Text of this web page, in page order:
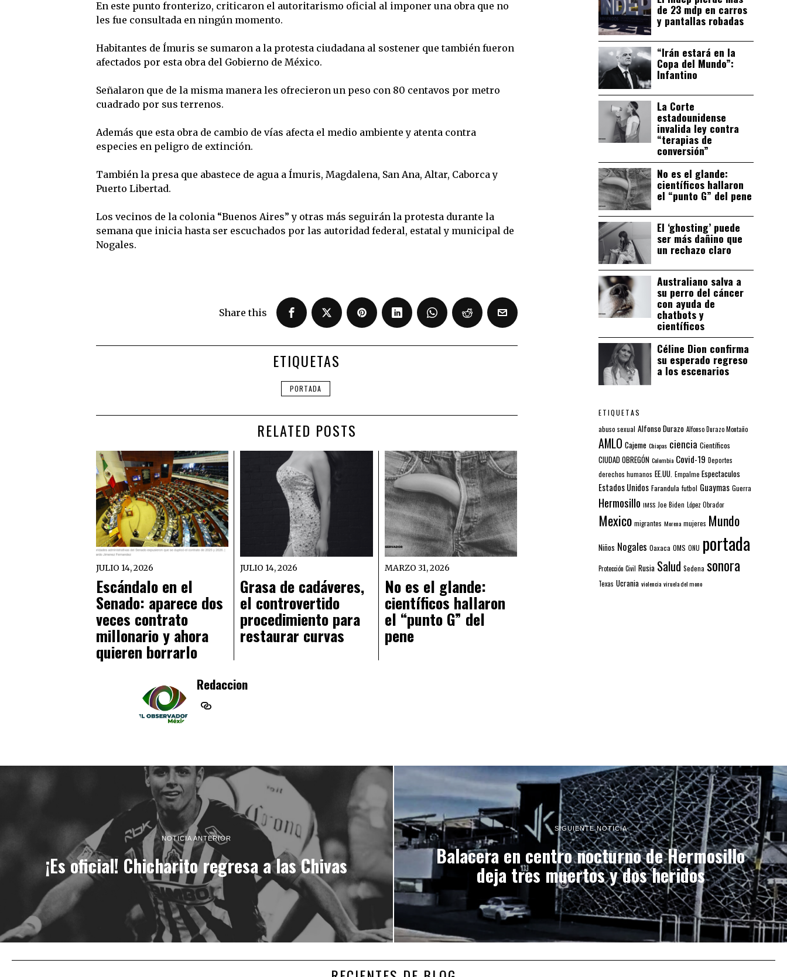
En este punto fronterizo, criticaron el autoritarismo oficial al imponer una obra que no
les fue consultada en ningún momento.
Habitantes de Ímuris se sumaron a la protesta ciudadana al sostener que también fueron
afectados por esta obra del Gobierno de México.
Señalaron que de la misma manera les ofrecieron un peso con 80 centavos por metro
cuadrado por sus terrenos.
Además que esta obra de cambio de vías afecta el medio ambiente y atenta contra
especies en peligro de extinción.
También la presa que abastece de agua a Ímuris, Magdalena, San Ana, Altar, Caborca y
Puerto Libertad.
Los vecinos de la colonia “Buenos Aires” y otras más seguirán la protesta durante la
semana que inicia hasta ser escuchados por las autoridad federal, estatal y municipal de
Nogales.
Share this
ETIQUETAS
PORTADA
RELATED POSTS
JULIO 14, 2026
Escándalo en el
Senado: aparece dos
veces contrato
millonario y ahora
quieren borrarlo
JULIO 14, 2026
Grasa de cadáveres,
el controvertido
procedimiento para
restaurar curvas
MARZO 31, 2026
No es el glande:
científicos hallaron
el “punto G” del
pene
Redaccion
de 23 mdp en carros
y pantallas robadas
“Irán estará en la
Copa del Mundo”:
Infantino
La Corte
estadounidense
invalida ley contra
“terapias de
conversión”
No es el glande:
científicos hallaron
el “punto G” del pene
El ‘ghosting’ puede
ser más dañino que
un rechazo claro
Australiano salva a
su perro del cáncer
con ayuda de
chatbots y
científicos
Céline Dion confirma
su esperado regreso
a los escenarios
ETIQUETAS
abuso sexual Alfonso Durazo Alfonso Durazo Montaño
AMLO Cajeme Chiapas ciencia Científicos
CIUDAD OBREGÓN Colombia Covid-19 Deportes
derechos humanos EE.UU. Empalme Espectaculos
Estados Unidos Farandula futbol Guaymas Guerra
Hermosillo IMSS Joe Biden López Obrador
Mexico migrantes Morena mujeres Mundo
Niños Nogales Oaxaca OMS ONU portada
Protección Civil Rusia Salud Sedena sonora
Texas Ucrania violencia viruela del mono
NOTICIA ANTERIOR
¡Es oficial! Chicharito regresa a las Chivas
SIGUIENTE NOTICIA
Balacera en centro nocturno de Hermosillo
deja tres muertos y dos heridos